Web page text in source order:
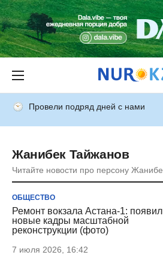
Провели подряд дней с нами
Жанибек Тайжанов
Читайте новости про персону
ОБЩЕСТВО
Ремонт вокзала Астана-1:
новые кадры масштабной
реконструкции (фото)
7 июля 2026, 16:42